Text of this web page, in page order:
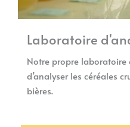
Laboratoire
Notre propre laboratoire
d’analyser les céréales
bières.